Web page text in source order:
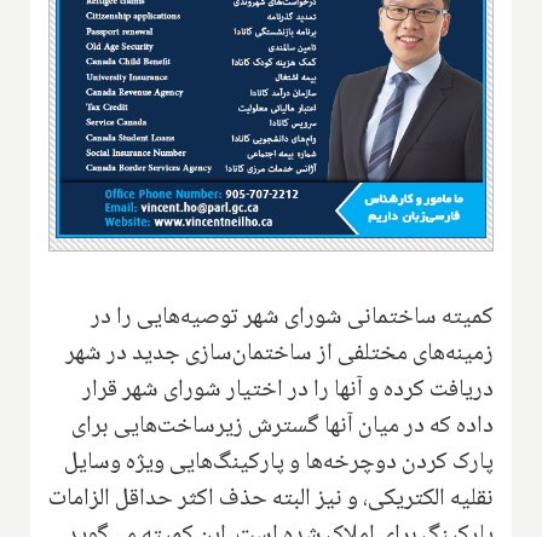
کمیته ساختمانی شورای شهر توصیه‌هایی را در
زمینه‌های مختلفی از ساختمان‌سازی جدید در شهر
دریافت کرده و آنها را در اختیار شورای شهر قرار
داده که در میان آنها گسترش زیرساخت‌هایی برای
پارک کردن دوچرخه‌ها و پارکینگ‌هایی ویژه وسایل
نقلیه الکتریکی، و نیز البته حذف اکثر حداقل الزامات